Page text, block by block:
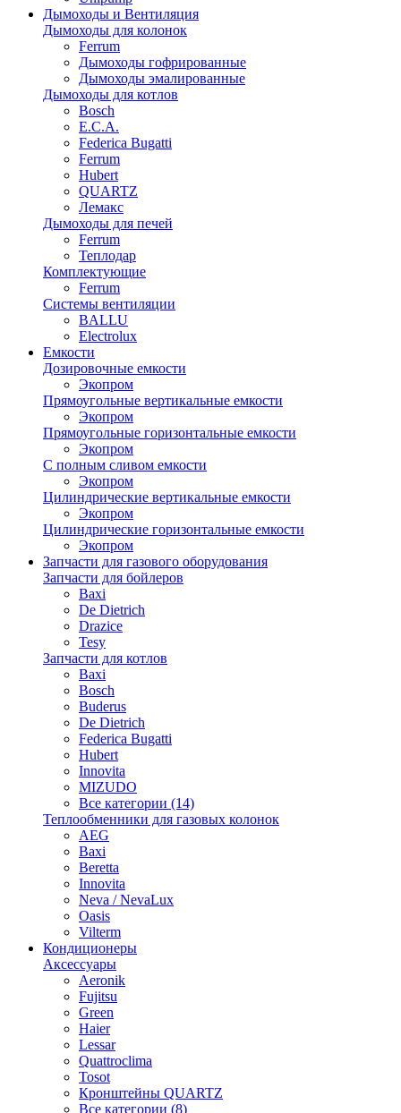
Дымоходы и Вентиляция
Дымоходы для колонок
Ferrum
Дымоходы гофрированные
Дымоходы эмалированные
Дымоходы для котлов
Bosch
E.C.A.
Federica Bugatti
Ferrum
Hubert
QUARTZ
Лемакс
Дымоходы для печей
Ferrum
Теплодар
Комплектующие
Ferrum
Системы вентиляции
BALLU
Electrolux
Емкости
Дозировочные емкости
Экопром
Прямоугольные вертикальные емкости
Экопром
Прямоугольные горизонтальные емкости
Экопром
С полным сливом емкости
Экопром
Цилиндрические вертикальные емкости
Экопром
Цилиндрические горизонтальные емкости
Экопром
Запчасти для газового оборудования
Запчасти для бойлеров
Baxi
De Dietrich
Drazice
Tesy
Запчасти для котлов
Baxi
Bosch
Buderus
De Dietrich
Federica Bugatti
Hubert
Innovita
MIZUDO
Все категории (14)
Теплообменники для газовых колонок
AEG
Baxi
Beretta
Innovita
Neva / NevaLux
Oasis
Vilterm
Кондиционеры
Аксессуары
Aeronik
Fujitsu
Green
Haier
Lessar
Quattroclima
Tosot
Кронштейны QUARTZ
Все категории (8)